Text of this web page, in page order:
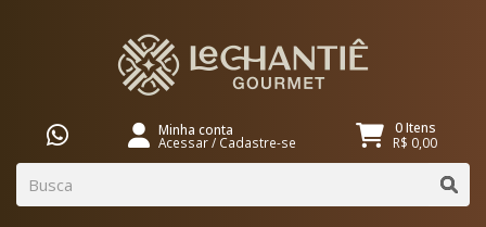
Minha conta
Acessar/ Cadastre-se
0 Itens
R$ 0,00